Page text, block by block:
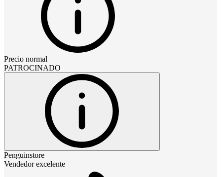
Precio normal
PATROCINADO
Penguinstore
Vendedor excelente